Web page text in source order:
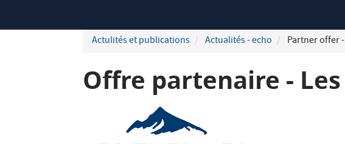
Actulités et publications Actualités - echo Partner offer
Offre partenaire -